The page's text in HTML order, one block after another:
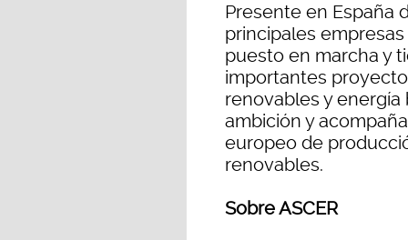
Presente en España
principales
puesto en marcha y
importantes
renovables y energía
ambición y
europeo de
renovables.
Sobre ASCER